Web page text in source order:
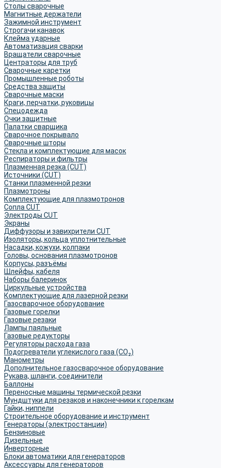
Столы сварочные
Магнитные держатели
Зажимной инструмент
Строгачи канавок
Клейма ударные
Автоматизация сварки
Вращатели сварочные
Центраторы для труб
Сварочные каретки
Промышленные роботы
Средства защиты
Сварочные маски
Краги, перчатки, руковицы
Спецодежда
Очки защитные
Палатки сварщика
Сварочное покрывало
Сварочные шторы
Стекла и комплектующие для масок
Респираторы и фильтры
Плазменная резка (CUT)
Источники (CUT)
Станки плазменной резки
Плазмотроны
Комплектующие для плазмотронов
Сопла CUT
Электроды CUT
Экраны
Диффузоры и завихрители CUT
Изоляторы, кольца уплотнительные
Насадки, кожухи, колпаки
Головы, основания плазмотронов
Корпусы, разъёмы
Шлейфы, кабеля
Наборы балеринок
Циркульные устройства
Комплектующие для лазерной резки
Газосварочное оборудование
Газовые горелки
Газовые резаки
Лампы паяльные
Газовые редукторы
Регуляторы расхода газа
Подогреватели углекислого газа (CO₂)
Манометры
Дополнительное газосварочное оборудование
Рукава, шланги, соединители
Баллоны
Переносные машины термической резки
Мундштуки для резаков и наконечники к горелкам
Гайки, ниппели
Строительное оборудование и инструмент
Генераторы (электростанции)
Бензиновые
Дизельные
Инверторные
Блоки автоматики для генераторов
Аксессуары для генераторов